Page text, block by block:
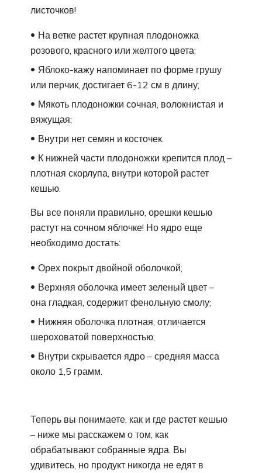
листочков!
На ветке растет крупная плодоножка
розового, красного или желтого цвета;
Яблоко-кажу напоминает по форме грушу
или перчик, достигает 6-12 см в длину;
Мякоть плодоножки сочная, волокнистая и
вяжущая;
Внутри нет семян и косточек.
К нижней части плодоножки крепится плод –
плотная скорлупа, внутри которой растет
кешью.
Вы все поняли правильно, орешки кешью
растут на сочном яблочке! Но ядро еще
необходимо достать:
Орех покрыт двойной оболочкой;
Верхняя оболочка имеет зеленый цвет –
она гладкая, содержит фенольную смолу;
Нижняя оболочка плотная, отличается
шероховатой поверхностью;
Внутри скрывается ядро – средняя масса
около 1,5 грамм.
Теперь вы понимаете, как и где растет кешью
– ниже мы расскажем о том, как
обрабатывают собранные ядра. Вы
удивитесь, но продукт никогда не едят в